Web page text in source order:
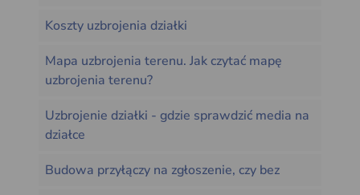
Koszty uzbrojenia działki
Mapa uzbrojenia terenu. Jak czytać mapę
uzbrojenia terenu?
Uzbrojenie działki - gdzie sprawdzić media na
działce
Budowa przyłączy na zgłoszenie, czy bez